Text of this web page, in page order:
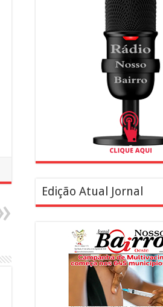
Edição Atual Jornal